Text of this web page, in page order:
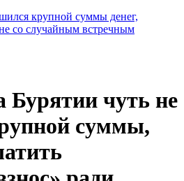
крупной суммы денег,
со случайным встречным
чуть не
суммы,